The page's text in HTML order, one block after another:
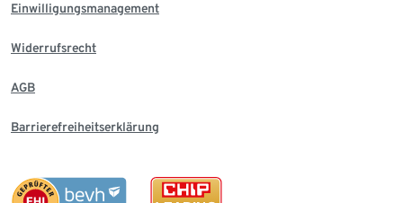
Einwilligungsmanagement
Widerrufsrecht
AGB
Barrierefreiheitserklärung